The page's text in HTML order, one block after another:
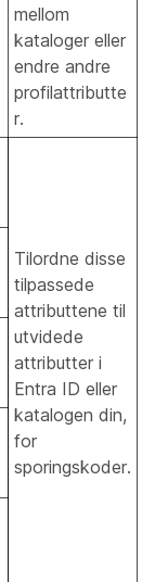
mellom
kataloger eller
endre andre
profilattributte
r.
Tilordne disse
tilpassede
attributtene til
utvidede
attributter i
Entra ID eller
katalogen din,
for
sporingskoder.